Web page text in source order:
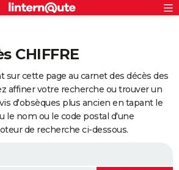
CHIFFRE
sur cette page au carnet des décès des
affiner votre recherche ou trouver un
d'obsèques plus ancien en tapant le
le nom ou le code postal d'une
de recherche ci-dessous.